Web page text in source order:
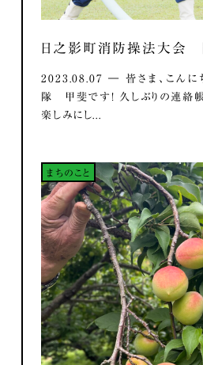
日之影町消防操法大会
2023.08.07 ― 皆さま、こんに
隊 甲斐です！ 久しぶりの連絡帳
楽しみにし...
まちのこと